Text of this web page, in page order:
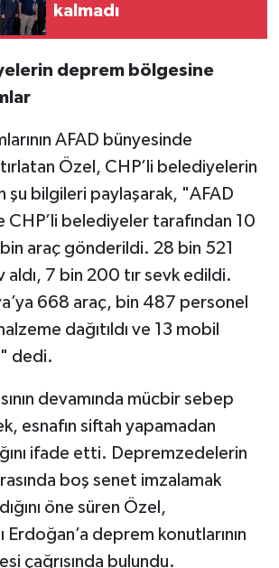
kalmadı
deprem bölgesine
AFAD bünyesinde
Özel, CHP’li belediyelerin
şu bilgileri paylaşarak, "AFAD
CHP’li belediyeler tarafından 10
araç gönderildi. 28 bin 521
7 bin 200 tır sevk edildi.
668 araç, bin 487 personel
dağıtıldı ve 13 mobil
dedi.
devamında mücbir sebep
esnafın siftah yapamadan
ifade etti. Depremzedelerin
boş senet imzalamak
öne süren Özel,
Erdoğan’a deprem konutlarının
çağrısında bulundu.